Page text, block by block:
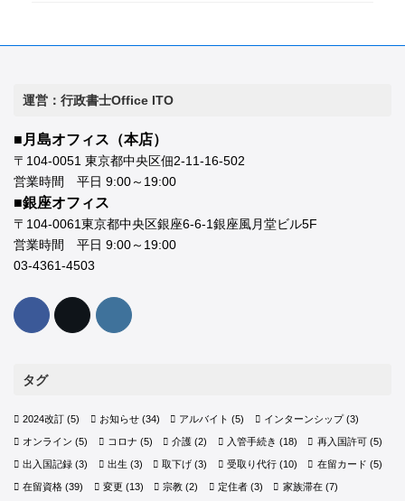
運営：行政書士Office ITO
■月島オフィス（本店）
〒104-0051 東京都中央区佃2-11-16-502
営業時間 平日 9:00～19:00
■銀座オフィス
〒104-0061東京都中央区銀座6-6-1銀座風月堂ビル5F
営業時間 平日 9:00～19:00
03-4361-4503
タグ
2024改訂 (5) お知らせ(34) アルバイト (5) インターンシップ(3)
オンライン (5) コロナ (5) 介護 (2) 入管手続き (18) 再入国許可(5)
出入国記録 (3) 出生 (3) 取下げ (3) 受取り代行(10) 在留カード (5)
在留資格 (39) 変更 (13) 宗教 (2) 定住者(3) 家族滞在(7)